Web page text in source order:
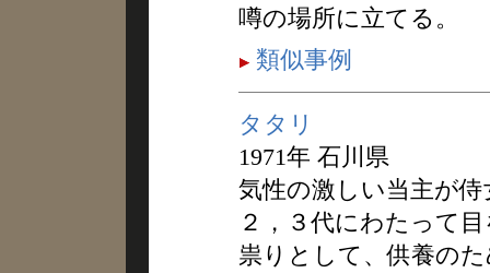
噂の場所に立てる。
類似事例
タタリ
1971年 石川県
気性の激しい当主が
２，３代にわたって
祟りとして、供養の